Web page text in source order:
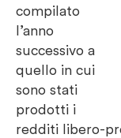
compilato
l’anno
successivo a
quello in cui
sono stati
prodotti i
redditi libero-